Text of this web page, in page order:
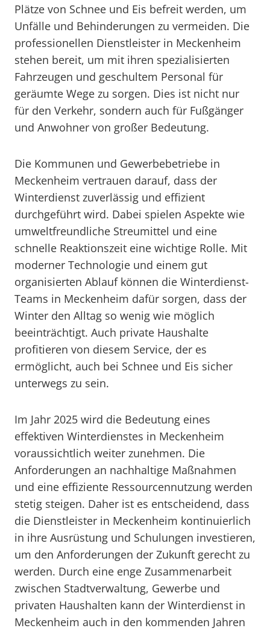
Plätze von Schnee und Eis befreit werden, um
Unfälle und Behinderungen zu vermeiden. Die
professionellen Dienstleister in Meckenheim
stehen bereit, um mit ihren spezialisierten
Fahrzeugen und geschultem Personal für
geräumte Wege zu sorgen. Dies ist nicht nur
für den Verkehr, sondern auch für Fußgänger
und Anwohner von großer Bedeutung.
Die Kommunen und Gewerbebetriebe in
Meckenheim vertrauen darauf, dass der
Winterdienst zuverlässig und effizient
durchgeführt wird. Dabei spielen Aspekte wie
umweltfreundliche Streumittel und eine
schnelle Reaktionszeit eine wichtige Rolle. Mit
moderner Technologie und einem gut
organisierten Ablauf können die Winterdienst-
Teams in Meckenheim dafür sorgen, dass der
Winter den Alltag so wenig wie möglich
beeinträchtigt. Auch private Haushalte
profitieren von diesem Service, der es
ermöglicht, auch bei Schnee und Eis sicher
unterwegs zu sein.
Im Jahr 2025 wird die Bedeutung eines
effektiven Winterdienstes in Meckenheim
voraussichtlich weiter zunehmen. Die
Anforderungen an nachhaltige Maßnahmen
und eine effiziente Ressourcennutzung werden
stetig steigen. Daher ist es entscheidend, dass
die Dienstleister in Meckenheim kontinuierlich
in ihre Ausrüstung und Schulungen investieren,
um den Anforderungen der Zukunft gerecht zu
werden. Durch eine enge Zusammenarbeit
zwischen Stadtverwaltung, Gewerbe und
privaten Haushalten kann der Winterdienst in
Meckenheim auch in den kommenden Jahren